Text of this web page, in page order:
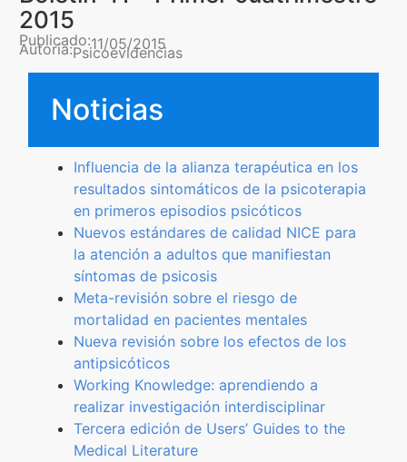
Presentación
De interés
Contenidos Psicoevidencias
Boletín
2015
Publicado:11/05/2015
Autoría:Psicoevidencias
Noticias
Influencia de la alianza terapéutica en los
resultados sintomáticos de la psicoterapia
en primeros episodios psicóticos
Nuevos estándares de calidad NICE para
la atención a adultos que manifiestan
síntomas de psicosis
Meta-revisión sobre el riesgo de
mortalidad en pacientes mentales
Nueva revisión sobre los efectos de los
antipsicóticos
Working Knowledge: aprendiendo a
realizar investigación interdisciplinar
Tercera edición de Users’ Guides to the
Medical Literature